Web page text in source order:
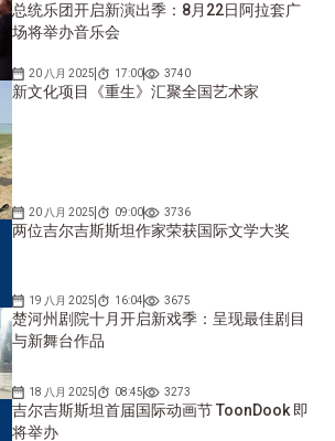
总统乐团开启新演出季：8月22日阿拉套广
场将举办音乐会
20 八月 2025 17:00 3740
新文化项目《重生》汇聚全国艺术家
20 八月 2025 09:00 3736
两位吉尔吉斯斯坦作家荣获国际文学大奖
19 八月 2025 16:04 3675
楚河州剧院十月开启新戏季：呈现最佳剧目
与新舞台作品
18 八月 2025 08:45 3273
吉尔吉斯斯坦首届国际动画节 ToonDook 即
将举办